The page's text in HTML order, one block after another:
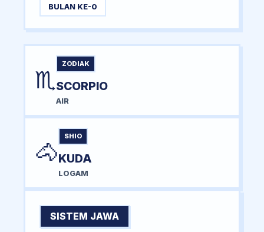
BULAN KE-0
♏
ZODIAK
SCORPIO
AIR
🐴
SHIO
KUDA
LOGAM
SISTEM JAWA